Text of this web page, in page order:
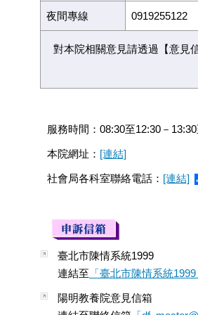
夜間專線 0919255122
對本院相關意見請透過【意見信
服務時間：08:30至12:30－
本院網址： [連結]
社會局各科室聯絡電話： [連結]
臺北市陳情系統1999
連結至 「臺北市陳情系統1999
陽明教養院意見信箱